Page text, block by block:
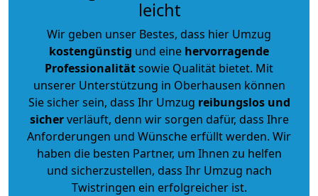
leicht
Wir geben unser Bestes, dass hier Umzug
kostengünstig und eine hervorragende
Professionalitätsowie Qualität bietet. Mit
unserer Unterstützung in Oberhausen können
Sie sicher sein, dass Ihr Umzug reibungslos und
sicherverläuft, denn wir sorgen dafür, dass Ihre
Anforderungen und Wünsche erfüllt werden. Wir
haben die besten Partner, um Ihnen zu helfen
und sicherzustellen, dass Ihr Umzug nach
Twistringen ein erfolgreicher ist.